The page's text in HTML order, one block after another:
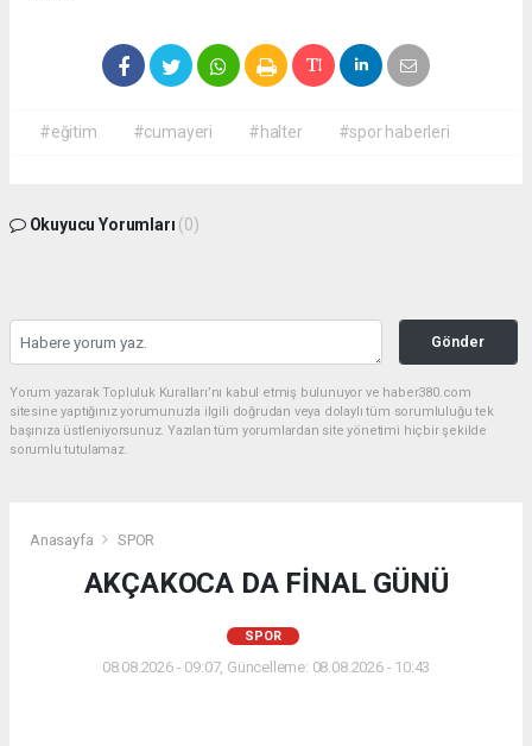
#eğitim #cumayeri #halter #spor haberleri
Okuyucu Yorumları (0)
Gönder
Yorum yazarak Topluluk Kuralları’nı kabul etmiş bulunuyor ve haber380.com
sitesine yaptığınız yorumunuzla ilgili doğrudan veya dolaylı tüm sorumluluğu tek
başınıza üstleniyorsunuz. Yazılan tüm yorumlardan site yönetimi hiçbir şekilde
sorumlu tutulamaz.
Anasayfa SPOR
AKÇAKOCA DA FİNAL GÜNÜ
SPOR
08.08.2026 - 09:07, Güncelleme: 08.08.2026 - 10:43